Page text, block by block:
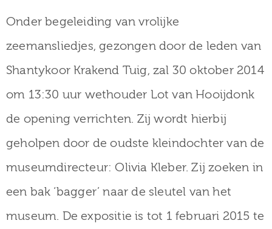
Onder begeleiding van vrolijke
zeemansliedjes, gezongen door de leden van
Shantykoor Krakend Tuig, zal 30 oktober 2014
om 13:30 uur wethouder Lot van Hooijdonk
de opening verrichten. Zij wordt hierbij
geholpen door de oudste kleindochter van de
museumdirecteur: Olivia Kleber. Zij zoeken in
een bak ‘bagger’ naar de sleutel van het
museum. De expositie is tot 1 februari 2015 te